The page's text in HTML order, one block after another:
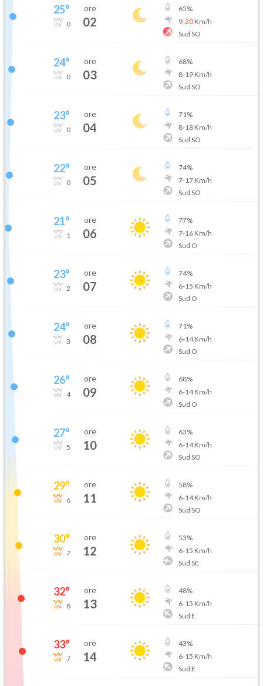
25°
0
ore
02
65%
9-20Km/h
Sud SO
24°
0
ore
03
68%
8-19Km/h
Sud SO
23°
0
ore
04
71%
8-18Km/h
Sud SO
22°
0
ore
05
74%
7-17Km/h
Sud SO
21°
1
ore
06
77%
7-16Km/h
Sud O
23°
2
ore
07
74%
6-15 Km/h
Sud O
24°
3
ore
08
71%
6-14Km/h
Sud O
26°
4
ore
09
68%
6-14Km/h
Sud O
27°
5
ore
10
63%
6-14Km/h
Sud SO
29°
6
ore
11
58%
6-14Km/h
Sud SO
30°
7
ore
12
53%
6-15 Km/h
Sud SE
32°
8
ore
13
48%
6-15 Km/h
Sud E
33°
7
ore
14
43%
6-15 Km/h
Sud E